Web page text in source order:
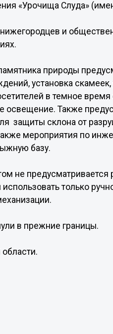
«Урочища Слуда»
и
природы
установка скамеек,
в темное время
освещение. Также
защиты склона от
мероприятия по
базу.
не
только
в прежние границы.